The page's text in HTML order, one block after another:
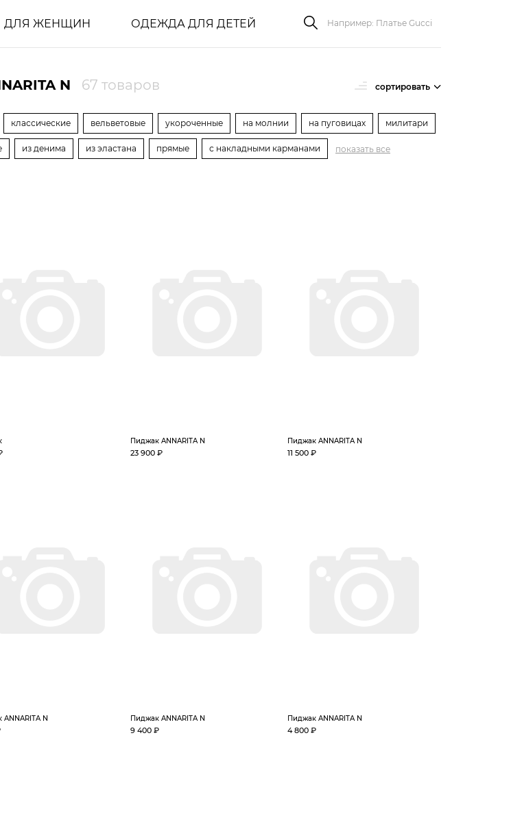
ДЛЯ ЖЕНЩИН ОДЕЖДА ДЛЯ ДЕТЕЙ
N 67 товаров сортировать
классические вельветовые укороченные на молнии на пуговицах милитари
из денима из эластана прямые с накладными карманами показать все
Пиджак ANNARITA N
23 900 ₽
Пиджак ANNARITA N
11 500 ₽
N Пиджак ANNARITA N
9 400 ₽
Пиджак ANNARITA N
4 800 ₽